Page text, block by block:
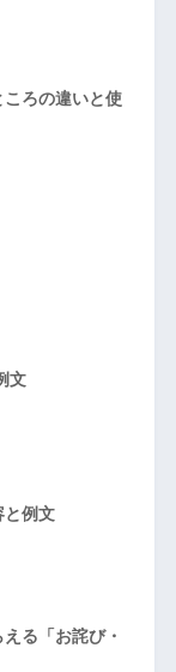
ろの違いと使
文
と例文
る「お詫び・